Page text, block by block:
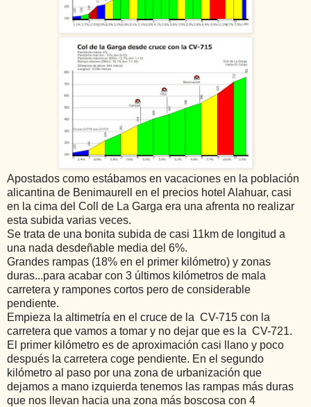
Apostados como estábamos en vacaciones en la población
alicantina de Benimaurell en el precios hotel Alahuar, casi
en la cima del Coll de La Garga era una afrenta no realizar
esta subida varias veces.
Se trata de una bonita subida de casi 11km de longitud a
una nada desdeñable media del 6%.
Grandes rampas (18% en el primer kilómetro) y zonas
duras...para acabar con 3 últimos kilómetros de mala
carretera y rampones cortos pero de considerable
pendiente.
Empieza la altimetría en el cruce de la CV-715 con la
carretera que vamos a tomar y no dejar que es la CV-721.
El primer kilómetro es de aproximación casi llano y poco
después la carretera coge pendiente. En el segundo
kilómetro al paso por una zona de urbanización que
dejamos a mano izquierda tenemos las rampas más duras
que nos llevan hacia una zona más boscosa con 4